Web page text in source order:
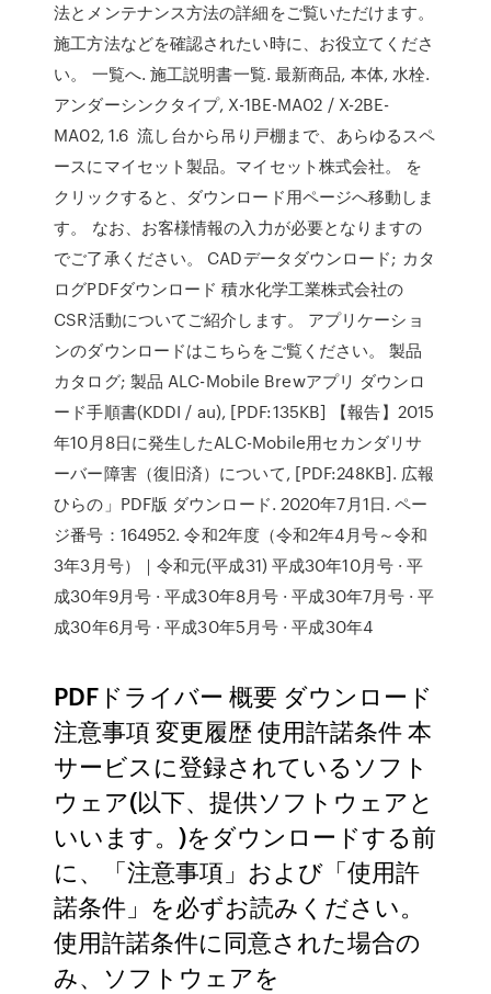
法とメンテナンス方法の詳細をご覧いただけます。
施工方法などを確認されたい時に、お役立てくださ
い。 一覧へ. 施工説明書一覧. 最新商品, 本体, 水栓.
アンダーシンクタイプ, X-1BE-MA02 / X-2BE-
MA02, 1.6 流し台から吊り戸棚まで、あらゆるスペ
ースにマイセット製品。マイセット株式会社。 を
クリックすると、ダウンロード用ページへ移動しま
す。 なお、お客様情報の入力が必要となりますの
でご了承ください。 CADデータダウンロード; カタ
ログPDFダウンロード 積水化学工業株式会社の
CSR活動についてご紹介します。 アプリケーショ
ンのダウンロードはこちらをご覧ください。 製品
カタログ; 製品 ALC-Mobile Brewアプリ ダウンロ
ード手順書(KDDI / au), [PDF:135KB] 【報告】2015
年10月8日に発生したALC-Mobile用セカンダリサ
ーバー障害（復旧済）について, [PDF:248KB]. 広報
ひらの」PDF版 ダウンロード. 2020年7月1日. ペー
ジ番号：164952. 令和2年度（令和2年4月号～令和
3年3月号）｜令和元(平成31) 平成30年10月号 · 平
成30年9月号 · 平成30年8月号 · 平成30年7月号 · 平
成30年6月号 · 平成30年5月号 · 平成30年4
PDFドライバー 概要 ダウンロード
注意事項 変更履歴 使用許諾条件 本
サービスに登録されているソフト
ウェア(以下、提供ソフトウェアと
いいます。)をダウンロードする前
に、「注意事項」および「使用許
諾条件」を必ずお読みください。
使用許諾条件に同意された場合の
み、ソフトウェアを